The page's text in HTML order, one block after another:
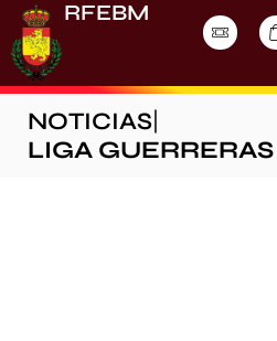
RFEBM
NOTICIAS
LIGA